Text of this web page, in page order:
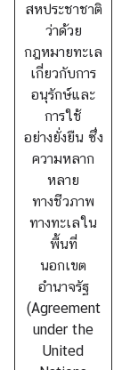
ก
ฎ
ห
ม
า
ย
ร
ะ
ห
ว่
า
ง
ป
ร
ะ
เ
ท
สหประชาชาติ
ว่าด้วย
กฎหมายทะเล
เกี่ยวกับการ
อนุรักษ์และ
การใช้
อย่างยั่งยืน ซึ่ง
ความหลาก
หลาย
ทางชีวภาพ
ทางทะเลใน
พื้นที่
นอกเขต
อำนาจรัฐ
(Agreement
under the
United